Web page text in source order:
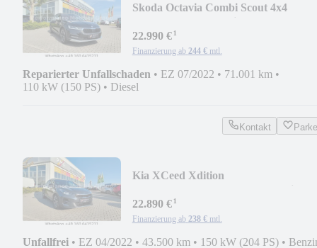
Skoda Octavia Combi Scout 4x4
22.990 €¹
Finanzierung ab 244 € mtl.
Reparierter Unfallschaden • EZ 07/2022 • 71.001 km •
110 kW (150 PS) • Diesel
Kontakt
Kia XCeed Xdition
22.890 €¹
Finanzierung ab 238 € mtl.
Unfallfrei • EZ 04/2022 • 43.500 km • 150 kW (204 PS) •